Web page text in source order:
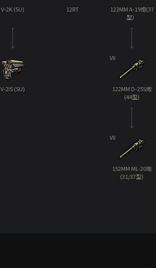
V-2K (SU) 12RT
122MM A-19炮(37
型）
V-2IS (SU)
VII
122MM D-25S炮
(44型)
VII
152MM ML-20炮
(31/37型)